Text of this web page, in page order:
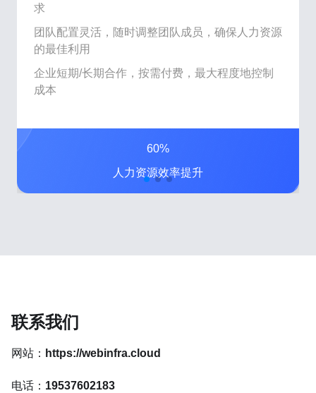
求
团队配置灵活，随时调整团队成员，确保人力资源
的最佳利用
企业短期/长期合作，按需付费，最大程度地控制
成本
60%
人力资源效率提升
联系我们
网站： https://webinfra.cloud
电话： 19537602183